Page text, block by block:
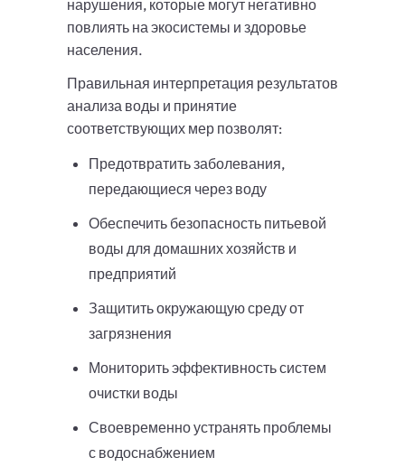
нарушения, которые могут негативно
повлиять на экосистемы и здоровье
населения.
Правильная интерпретация результатов
анализа воды и принятие
соответствующих мер позволят:
Предотвратить заболевания,
передающиеся через воду
Обеспечить безопасность питьевой
воды для домашних хозяйств и
предприятий
Защитить окружающую среду от
загрязнения
Мониторить эффективность систем
очистки воды
Своевременно устранять проблемы
с водоснабжением